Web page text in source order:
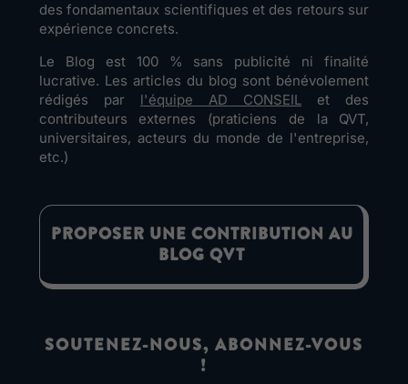
des fondamentaux scientifiques et des retours sur
expérience concrets.
Le Blog est 100 % sans publicité ni finalité
lucrative. Les articles du blog sont bénévolement
rédigés par l'équipe AD CONSEIL et des
contributeurs externes (praticiens de la QVT,
universitaires, acteurs du monde de l'entreprise,
etc.)
PROPOSER UNE CONTRIBUTION AU
BLOG QVT
SOUTENEZ-NOUS, ABONNEZ-VOUS
!